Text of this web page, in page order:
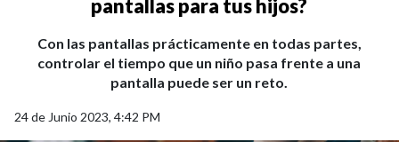
pantallas para tus hijos?
Con las pantallas prácticamente en todas partes,
controlar el tiempo que un niño pasa frente a una
pantalla puede ser un reto.
24 de Junio 2023, 4:42 PM